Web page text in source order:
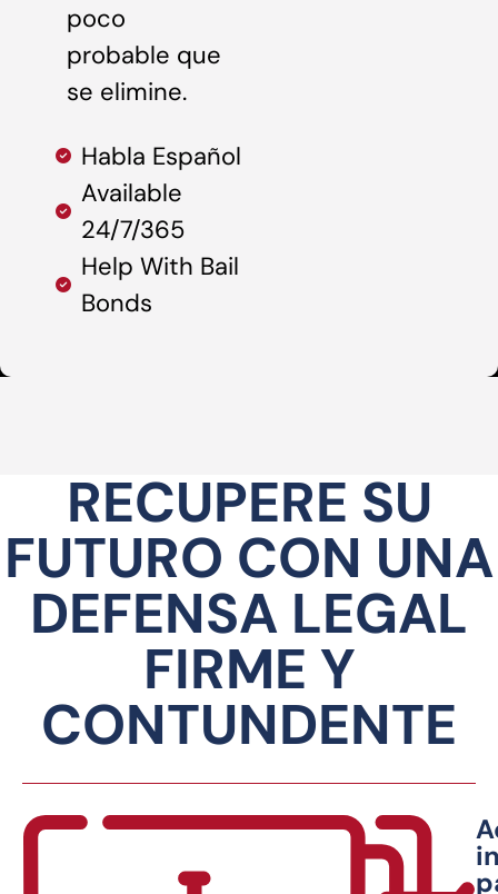
poco
probable que
se elimine.
Habla Español
Available
24/7/365
Help With Bail
Bonds
RECUPERE SU
FUTURO CON UNA
DEFENSA LEGAL
FIRME Y
CONTUNDENTE